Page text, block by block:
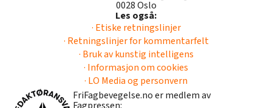
0028 Oslo
Les også:
· Etiske retningslinjer
· Retningslinjer for kommentarfelt
· Bruk av kunstig intelligens
· Informasjon om cookies
· LO Media og personvern
FriFagbevegelse.no er medlem av